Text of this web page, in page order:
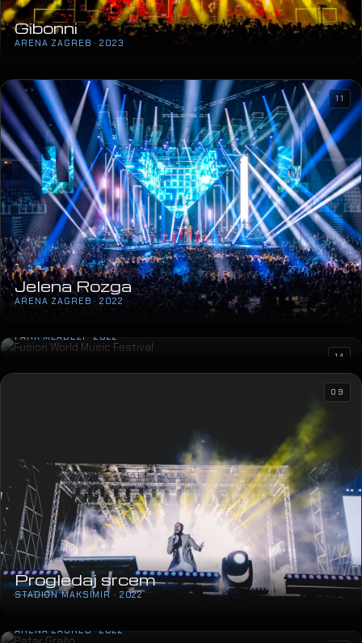
Gibonni
ARENA ZAGREB · 2023
Jelena Rozga
ARENA ZAGREB · 2022
11
Fusion World Music Festival
PARK MLADEŽI · 2022
14
Progledaj srcem
STADION MAKSIMIR · 2022
09
ARENA ZAGREB · 2022